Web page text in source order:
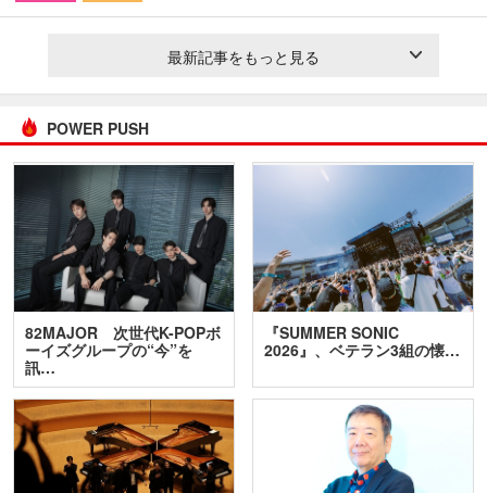
最新記事をもっと見る
POWER PUSH
82MAJOR 次世代K-POPボ
ーイズグループの“今”を
訊…
『SUMMER SONIC
2026』、ベテラン3組の懐…